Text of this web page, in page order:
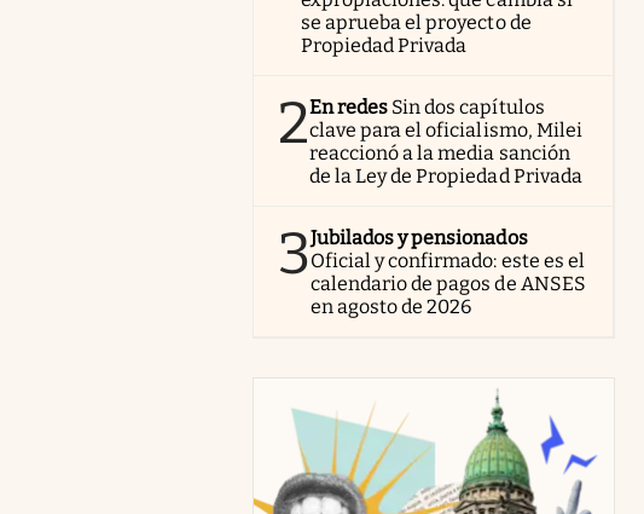
se aprueba el proyecto de
Propiedad Privada
2En redes Sin dos capítulos
clave para el oficialismo, Milei
reaccionó a la media sanción
de la Ley de Propiedad Privada
3Jubilados y pensionados
Oficial y confirmado: este es el
calendario de pagos de ANSES
en agosto de 2026